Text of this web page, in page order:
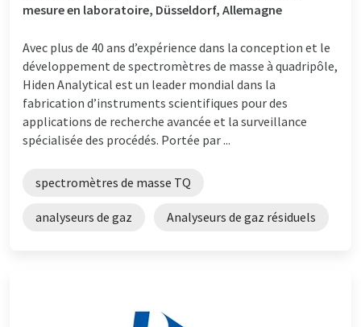
mesure en laboratoire, Düsseldorf, Allemagne
Avec plus de 40 ans d’expérience dans la conception et le
développement de spectromètres de masse à quadripôle,
Hiden Analytical est un leader mondial dans la
fabrication d’instruments scientifiques pour des
applications de recherche avancée et la surveillance
spécialisée des procédés. Portée par ...
spectromètres de masse TQ
analyseurs de gaz Analyseurs de gaz résiduels